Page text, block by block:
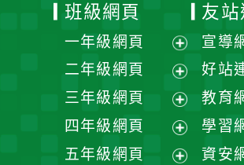
班級網頁
一年級網頁
展
選
單
二年級網頁
展
選
三年級網頁
展
四年級網頁
展
五年級網頁
友站
宣導
好站
教育
學習
資安